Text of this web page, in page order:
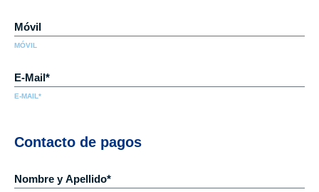
MÓVIL
E-MAIL*
Contacto de pagos